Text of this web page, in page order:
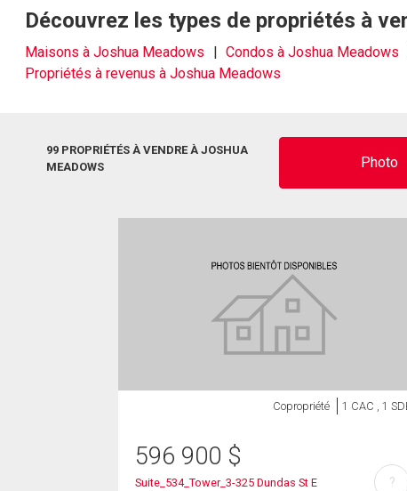
Découvrez les types de propriétés à
Maisons à Joshua Meadows Condos à Joshua Meadows
Propriétés à revenus à Joshua Meadows
99 PROPRIÉTÉS À VENDRE À JOSHUA
MEADOWS
Photo
Copropriété 1 CAC , 1
596 900 $
Suite_534_Tower_3-325 Dundas St E
?